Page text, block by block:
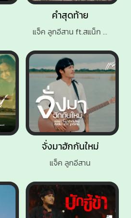
คำสุดท้าย
แจ็ค ลูกอีสาน ft.สแน็ก อัจฉรีย์
จั่งมาฮักกันใหม่
แจ็ค ลูกอีสาน